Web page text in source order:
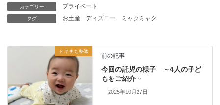
カテゴリー プライベート
タグ お土産 ディズニー ミャクミャク
トキまち整体
前の記事
今回の託児の様子 ～4人の子ど
もをご紹介～
2025年10月27日